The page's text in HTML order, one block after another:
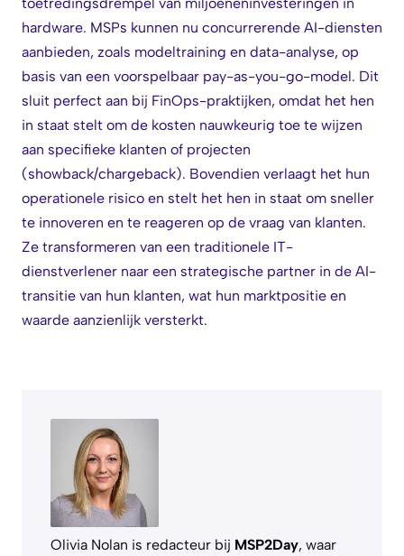
hardware. MSPs kunnen nu concurrerende AI-diensten
aanbieden, zoals modeltraining en data-analyse, op
basis van een voorspelbaar pay-as-you-go-model. Dit
sluit perfect aan bij FinOps-praktijken, omdat het hen
in staat stelt om de kosten nauwkeurig toe te wijzen
aan specifieke klanten of projecten
(showback/chargeback). Bovendien verlaagt het hun
operationele risico en stelt het hen in staat om sneller
te innoveren en te reageren op de vraag van klanten.
Ze transformeren van een traditionele IT-
dienstverlener naar een strategische partner in de AI-
transitie van hun klanten, wat hun marktpositie en
waarde aanzienlijk versterkt.
Olivia Nolan is redacteur bij MSP2Day, waar